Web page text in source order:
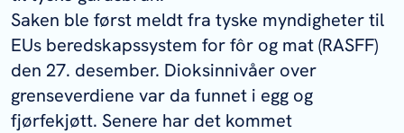
Saken ble først meldt fra tyske myndigheter til
EUs beredskapssystem for fôr og mat (RASFF)
den 27. desember. Dioksinnivåer over
grenseverdiene var da funnet i egg og
fjørfekjøtt. Senere har det kommet